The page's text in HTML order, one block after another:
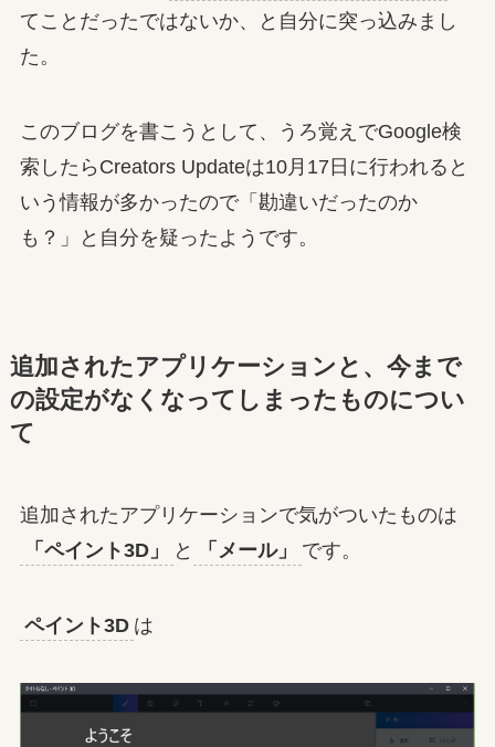
てことだったではないか、と自分に突っ込みまし
た。
このブログを書こうとして、うろ覚えでGoogle検
索したらCreators Updateは10月17日に行われると
いう情報が多かったので「勘違いだったのか
も？」と自分を疑ったようです。
追加されたアプリケーションと、今まで
の設定がなくなってしまったものについ
て
追加されたアプリケーションで気がついたものは
「ペイント3D」
と 「メール」 です。
ペイント3D は